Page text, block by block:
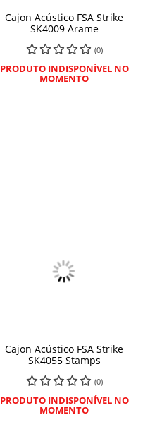
Cajon Acústico FSA Strike
SK4009 Arame
(0)
PRODUTO INDISPONÍVEL NO
MOMENTO
Cajon Acústico FSA Strike
SK4055 Stamps
(0)
PRODUTO INDISPONÍVEL NO
MOMENTO